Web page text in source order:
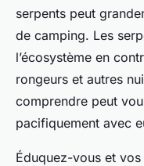
serpents peut
de camping. Les
l’écosystème en
rongeurs et autres
comprendre peut
pacifiquement avec
Éduquez-vous et